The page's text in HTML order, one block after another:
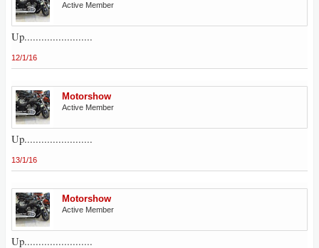
Active Member
Up........................
12/1/16
Motorshow
Active Member
Up........................
13/1/16
Motorshow
Active Member
Up........................